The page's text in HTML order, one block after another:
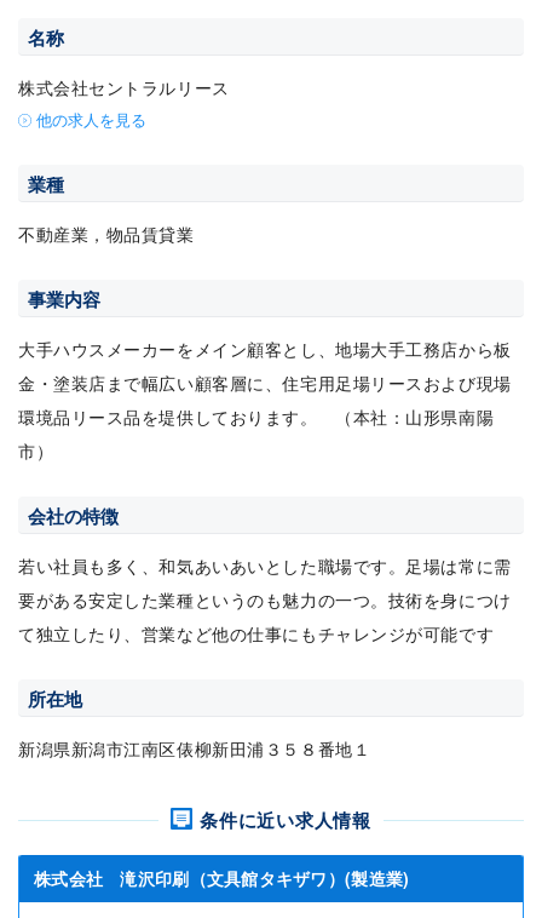
名称
株式会社セントラルリース
他の求人を見る
業種
不動産業，物品賃貸業
事業内容
大手ハウスメーカーをメイン顧客とし、地場大手工務店から板
金・塗装店まで幅広い顧客層に、住宅用足場リースおよび現場
環境品リース品を堤供しております。 （本社：山形県南陽
市）
会社の特徴
若い社員も多く、和気あいあいとした職場です。足場は常に需
要がある安定した業種というのも魅力の一つ。技術を身につけ
て独立したり、営業など他の仕事にもチャレンジが可能です
所在地
新潟県新潟市江南区俵柳新田浦３５８番地１
条件に近い求人情報
株式会社 滝沢印刷（文具館タキザワ）(製造業)